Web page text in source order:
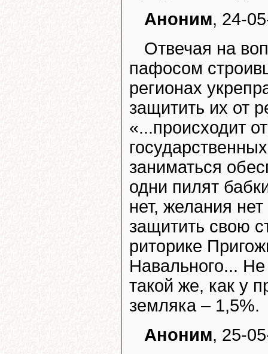
Аноним, 24-
Отвечая на
пафосом
регионах
защитить их от
«...происходит
заниматься
одни пилят
нет, желания
защитить свою
риторике
Навального... Не
такой же, как у
земляка – 1,5%.
Аноним, 25-